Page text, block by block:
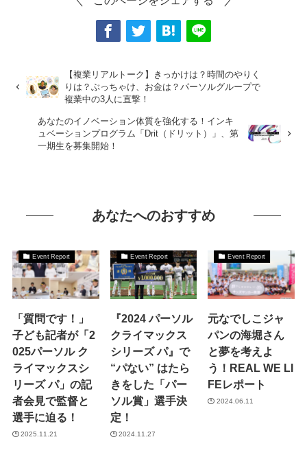
【複業リアルトーク】きっかけは？時間のやりく
りは？ぶっちゃけ、お金は？パーソルグループで
複業中の3人に直撃！
あなたのイノベーション体質を強化する！インキ
ュベーションプログラム「Drit（ドリット）」、第
一期生を募集開始！
あなたへのおすすめ
Event Report
「質問です！」
子ども記者が「2
025パーソル ク
ライマックスシ
リーズ パ」の記
者会見で監督と
選手に迫る！
2025.11.21
Event Report
『2024 パーソル
クライマックス
シリーズ パ』で
“パない” はたら
きをした「パー
ソル賞」選手決
定！
2024.11.27
Event Report
元なでしこジャ
パンの海堀さん
と夢を考えよ
う！REAL WE LI
FEレポート
2024.06.11